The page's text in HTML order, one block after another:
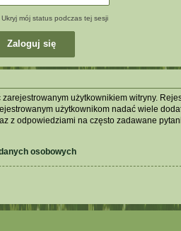
Ukryj mój status podczas tej sesji
użytkownikiem witryny.
użytkownikom nadać wiele
z odpowiedziami na często zadawane
osobowych